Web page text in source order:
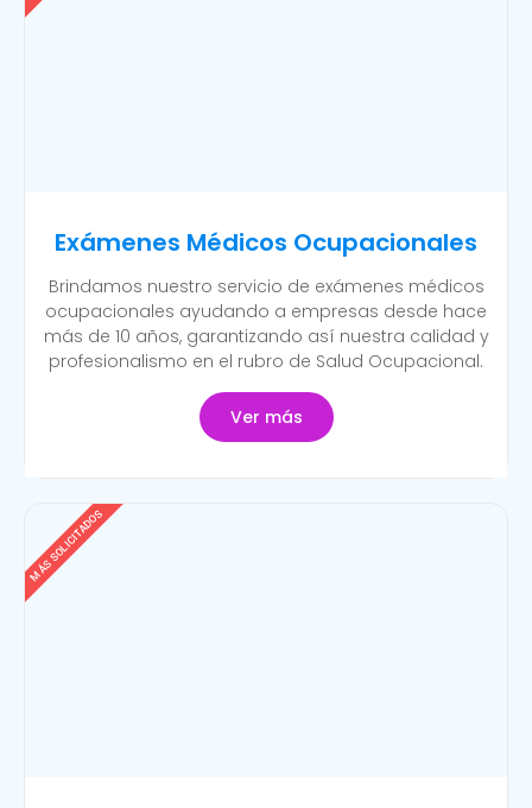
Exámenes Médicos Ocupacionales
Brindamos nuestro servicio de exámenes médicos
ocupacionales ayudando a empresas desde hace
más de 10 años, garantizando así nuestra calidad y
profesionalismo en el rubro de Salud Ocupacional.
Ver más
MÁS SOLICITADOS